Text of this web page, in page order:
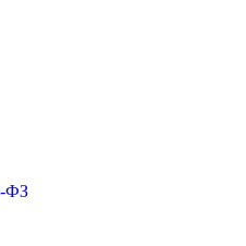
ФЗ